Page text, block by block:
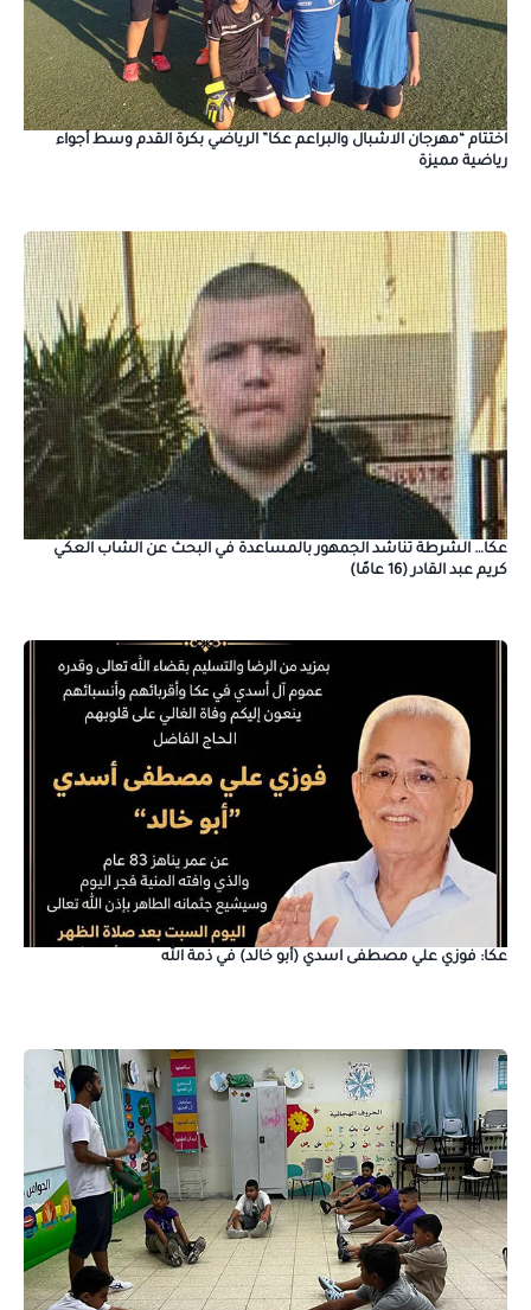
اختتام “مهرجان الاشبال والبراعم عكا” الرياضي بكرة القدم وسط أجواء
رياضية مميزة
عكا… الشرطة تناشد الجمهور بالمساعدة في البحث عن الشاب العكي
كريم عبد القادر (16 عامًا)
عكا: فوزي علي مصطفى اسدي (أبو خالد) في ذمة الله